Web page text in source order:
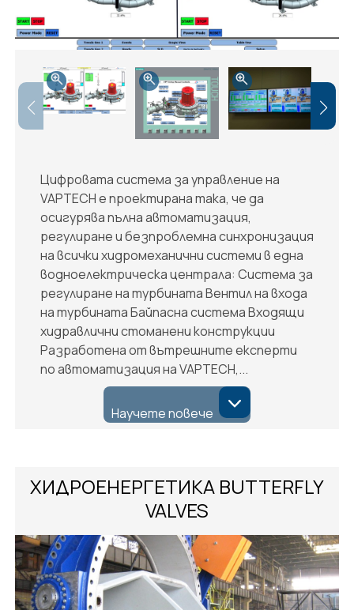
Цифровата система за управление на
VAPTECH е проектирана така, че да
осигурява пълна автоматизация,
регулиране и безпроблемна синхронизация
на всички хидромеханични системи в една
водноелектрическа централа: Система за
регулиране на турбината Вентил на входа
на турбината Байпасна система Входящи
хидравлични стоманени конструкции
Разработена от вътрешните експерти
по автоматизация на VAPTECH,...
Научете повече
ХИДРОЕНЕРГЕТИКА BUTTERFLY
VALVES